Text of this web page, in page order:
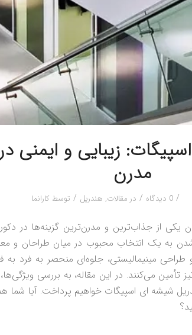
زیبایی و ایمنی
مدرن
/ 0 دیدگاه / در مقالات, هندریل / توسط کارانما
یکی از جذاب‌ترین و مدرن‌ترین گزینه‌ها در
به یک انتخاب محبوب در میان طراحان و
طراحی مینیمالیستی، جلوه‌ای منحصر به فرد
می‌کنند. در این مقاله، به بررسی
شیشه‌ ای اسپیگات خواهیم پرداخت. آیا شما